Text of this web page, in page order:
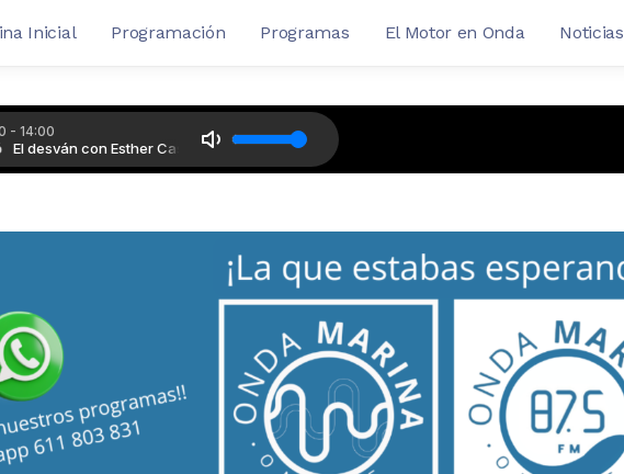
Inicial Programación Programas El Motor en Onda Noticias